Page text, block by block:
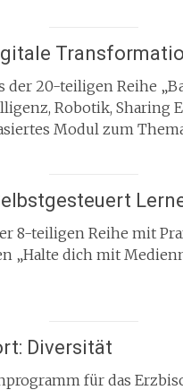
20-teiligen Reihe
Robotik, Sharing
Modul zum
8-teiligen Reihe mit
„Halte dich mit
Diversität
für das